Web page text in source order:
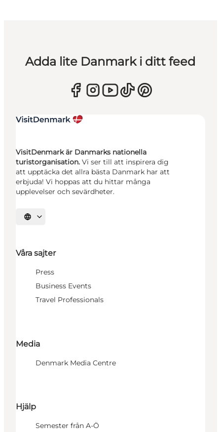
Adda lite Danmark i ditt feed
VisitDenmark är Danmarks nationella
turistorganisation. Vi ser till att inspirera dig
att upptäcka det allra bästa Danmark har att
erbjuda! Vi hoppas att du hittar många
upplevelser och sevärdheter.
Välj språk
Våra sajter
Press
Business Events
Travel Professionals
Media
Denmark Media Centre
Hjälp
Semester från A-Ö